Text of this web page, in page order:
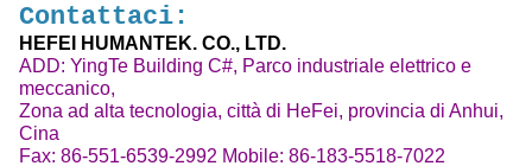
Contattaci:
HEFEI HUMANTEK. CO., LTD.
ADD: YingTe Building C#, Parco industriale elettrico e
meccanico,
Zona ad alta tecnologia, città di HeFei, provincia di Anhui,
Cina
Fax: 86-551-6539-2992 Mobile: 86-183-5518-7022